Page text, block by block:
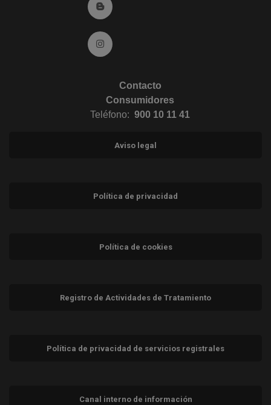
Ir al Blog (abre en ventana nueva)
Ir a Instagram (abre en ventana nueva)
Contacto
Consumidores
Teléfono: 900 10 11 41
Aviso legal
Política de privacidad
Política de cookies
Registro de Actividades de Tratamiento
Política de privacidad de servicios registrales
Canal interno de información